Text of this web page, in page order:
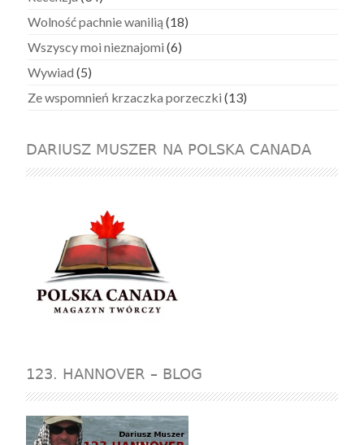
Wolność pachnie wanilią (18)
Wszyscy moi nieznajomi (6)
Wywiad (5)
Ze wspomnień krzaczka porzeczki (13)
DARIUSZ MUSZER NA POLSKA CANADA
123. HANNOVER – BLOG